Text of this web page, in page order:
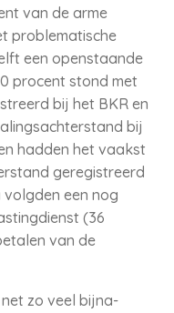
van de arme
problematische
een openstaande
procent stond met
bij het BKR en
bij
hadden het vaakst
geregistreerd
een nog
(36
van de
zo veel bijna-